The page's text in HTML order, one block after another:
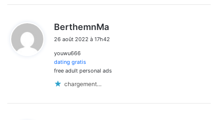
BerthemnMa
t
26 août 2022 à 17h42
youwu666
dating gratis
free adult personal ads
chargement…